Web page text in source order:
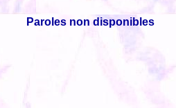
Paroles non disponibles